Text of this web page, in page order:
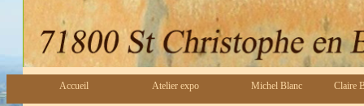
Accueil Atelier expo Michel Blanc Claire